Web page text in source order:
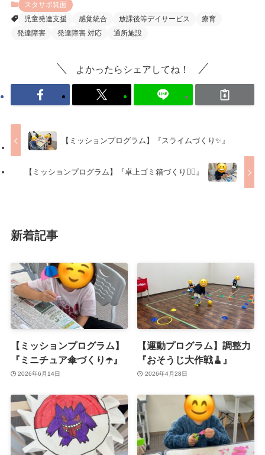
スタサポ箕面
児童発達支援
感覚統合 放課後等デイサービス
療育
発達障害
発達障害 対応 通所施設
よかったらシェアしてね！
【ミッションプログラム】『スライムづくり✨』
【ミッションプログラム】『卓上ゴミ箱づくり✊🏻』
新着記事
【ミッションプログラム】
『ミニチュア傘づくり☂️』
2026年6月14日
【運動プログラム】調整力
『おそうじ大作戦🧹』
2026年4月28日